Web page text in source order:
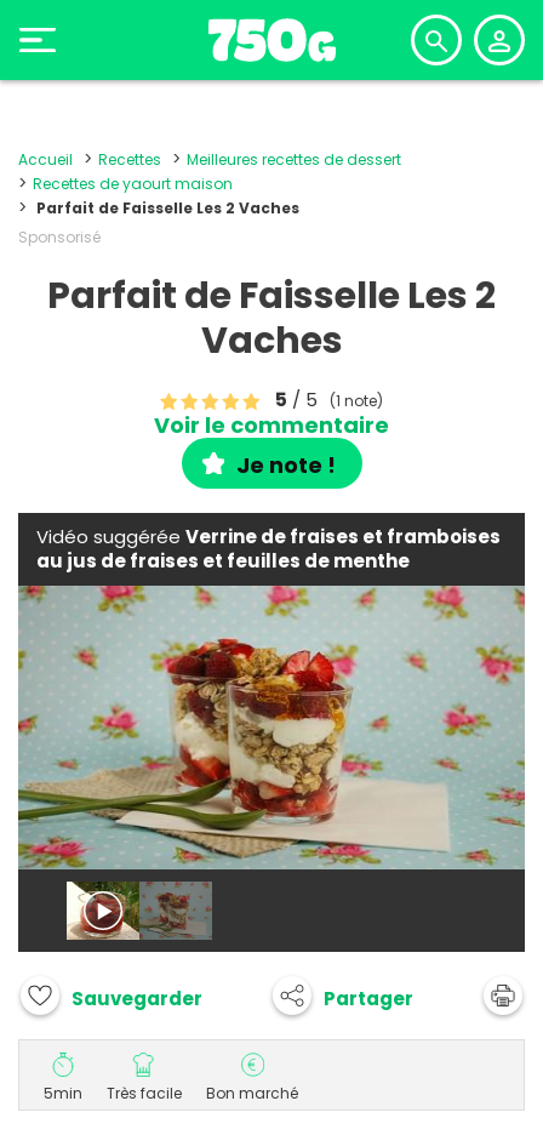
Accueil Recettes
Meilleures recettes de dessert
Recettes de yaourt maison
Parfait de Faisselle Les 2 Vaches
Sponsorisé
Parfait de Faisselle Les 2
Vaches
5 / 5 (1 note)
Voir le commentaire
Je note !
Vidéo suggérée Verrine de fraises et framboises
au jus de fraises et feuilles de menthe
Sauvegarder Partager
5min Très facile Bon marché